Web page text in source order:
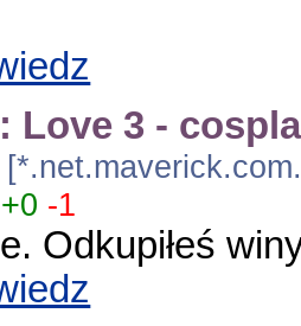
Love 3 -
+0 -1
Odkupiłeś